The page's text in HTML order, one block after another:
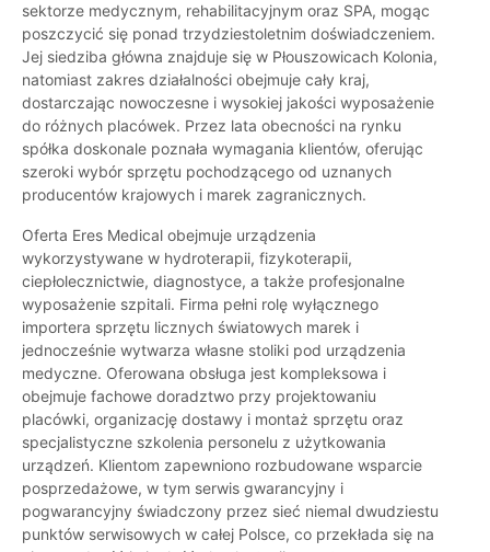
sektorze medycznym, rehabilitacyjnym oraz SPA, mogąc
poszczycić się ponad trzydziestoletnim doświadczeniem.
Jej siedziba główna znajduje się w Płouszowicach Kolonia,
natomiast zakres działalności obejmuje cały kraj,
dostarczając nowoczesne i wysokiej jakości wyposażenie
do różnych placówek. Przez lata obecności na rynku
spółka doskonale poznała wymagania klientów, oferując
szeroki wybór sprzętu pochodzącego od uznanych
producentów krajowych i marek zagranicznych.
Oferta Eres Medical obejmuje urządzenia
wykorzystywane w hydroterapii, fizykoterapii,
ciepłolecznictwie, diagnostyce, a także profesjonalne
wyposażenie szpitali. Firma pełni rolę wyłącznego
importera sprzętu licznych światowych marek i
jednocześnie wytwarza własne stoliki pod urządzenia
medyczne. Oferowana obsługa jest kompleksowa i
obejmuje fachowe doradztwo przy projektowaniu
placówki, organizację dostawy i montaż sprzętu oraz
specjalistyczne szkolenia personelu z użytkowania
urządzeń. Klientom zapewniono rozbudowane wsparcie
posprzedażowe, w tym serwis gwarancyjny i
pogwarancyjny świadczony przez sieć niemal dwudziestu
punktów serwisowych w całej Polsce, co przekłada się na